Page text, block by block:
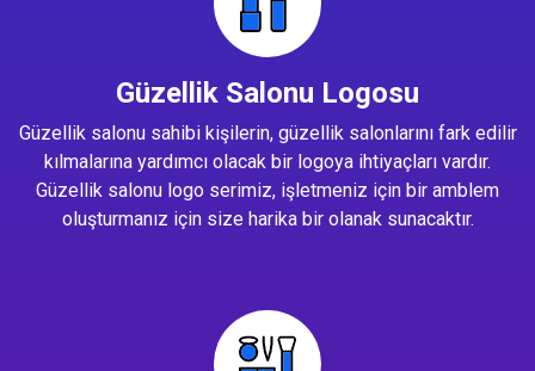
Güzellik Salonu Logosu
Güzellik salonu sahibi kişilerin, güzellik salonlarını fark edilir
kılmalarına yardımcı olacak bir logoya ihtiyaçları vardır.
Güzellik salonu logo serimiz, işletmeniz için bir amblem
oluşturmanız için size harika bir olanak sunacaktır.